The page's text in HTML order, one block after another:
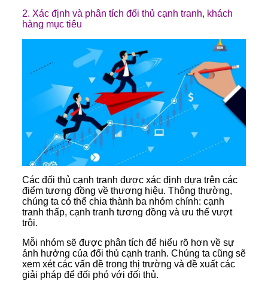
2. Xác định và phân tích đối thủ cạnh tranh, khách
hàng mục tiêu
Các đối thủ cạnh tranh được xác định dựa trên các
điểm tương đồng về thương hiệu. Thông thường,
chúng ta có thể chia thành ba nhóm chính: cạnh
tranh thấp, cạnh tranh tương đồng và ưu thế vượt
trội.
Mỗi nhóm sẽ được phân tích để hiểu rõ hơn về sự
ảnh hưởng của đối thủ cạnh tranh. Chúng ta cũng sẽ
xem xét các vấn đề trong thị trường và đề xuất các
giải pháp để đối phó với đối thủ.